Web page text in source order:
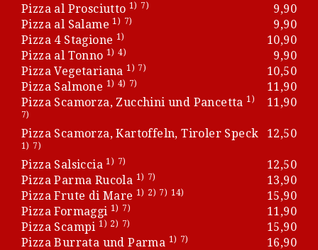
Pizza al Prosciutto 1) 7)
9,90
Pizza al Salame 1) 7)
9,90
Pizza 4 Stagione 1)
10,90
Pizza al Tonno 1) 4)
9,90
Pizza Vegetariana 1) 7)
10,50
Pizza Salmone 1) 4) 7)
11,90
Pizza Scamorza, Zucchini und Pancetta 1)
7)
11,90
Pizza Scamorza, Kartoffeln, Tiroler Speck
1) 7)
12,50
Pizza Salsiccia 1) 7)
12,50
Pizza Parma Rucola 1) 7)
13,90
Pizza Frute di Mare 1) 2) 7) 14)
15,90
Pizza Formaggi 1) 7)
11,90
Pizza Scampi 1) 2) 7)
15,90
Pizza Burrata und Parma 1) 7) 16,90